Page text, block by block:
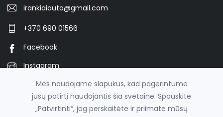
irankiaiauto@gmail.com
+370 690 01566
Facebook
Instagram
© 2026
ĮRANKIAIAUTO.LT Įrankių nuoma, garažo nuoma -
Savitarnos garažas su įrankiais
Mes naudojame slapukus, kad pagerintume
jūsų patirtį naudojantis šia svetaine. Spauskite
„Patvirtinti“, jog perskaitėte ir priimate mūsų